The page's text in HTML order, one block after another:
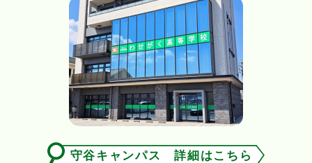
守谷キャンパス 詳細はこちら